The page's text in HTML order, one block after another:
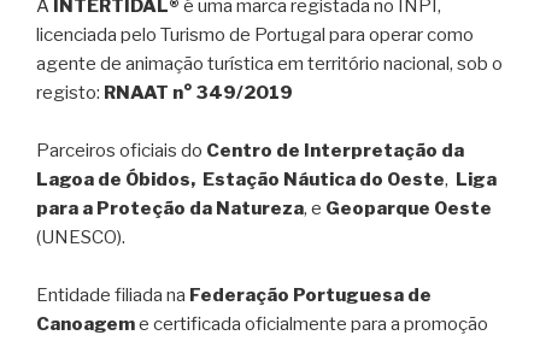
A INTERTIDAL® é uma marca registada no INPI,
licenciada pelo Turismo de Portugal para operar como
agente de animação turística em território nacional, sob o
registo: RNAAT n° 349/2019
Parceiros oficiais do Centro de Interpretação da
Lagoa de Óbidos, Estação Náutica do Oeste, Liga
para a Proteção da Natureza, e Geoparque Oeste
(UNESCO).
Entidade filiada na Federação Portuguesa de
Canoageme certificada oficialmente para a promoção